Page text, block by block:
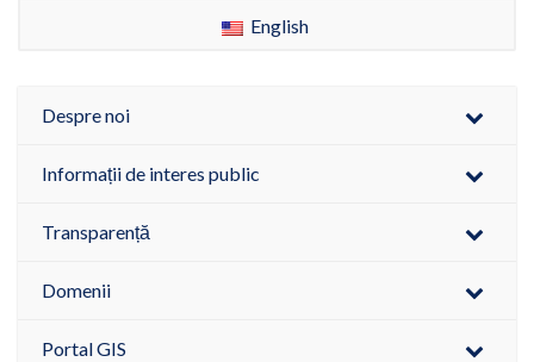
English
Despre noi
Informații de interes public
Transparență
Domenii
Portal GIS